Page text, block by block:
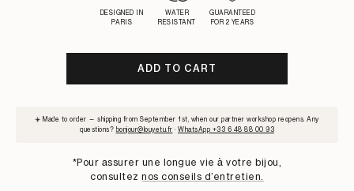
DESIGNED IN
PARIS
WATER
RESISTANT
GUARANTEED
FOR 2 YEARS
ADD TO CART
☀️ Made to order — shipping from September 1st, when our partner workshop reopens. Any
questions? bonjour@louyetu.fr · WhatsApp +33 6 48 88 00 93
*Pour assurer une longue vie à votre bijou,
consulteznos conseils d’entretien.